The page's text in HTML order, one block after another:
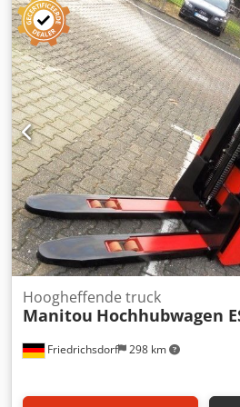
besturingsmodi het
machine op krappe of volle
van het bedieningspaneel zorgt
werkomgeving met snelle
gebruik. 230 V generator en
SMS Safe Man System
Friedrichsdorf 298 km
Hoogheffende truck
Manitou Hochhubwagen